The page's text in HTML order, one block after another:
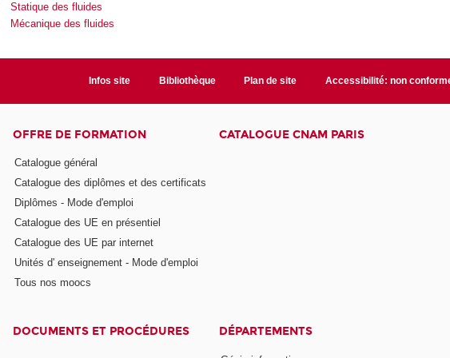
Statique des fluides
Mécanique des fluides
Infos site Bibliothèque Plan de site Accessibilité: non
OFFRE DE FORMATION
Catalogue général
Catalogue des diplômes et des certificats
Diplômes - Mode d'emploi
Catalogue des UE en présentiel
Catalogue des UE par internet
Unités d' enseignement - Mode d'emploi
Tous nos moocs
CATALOGUE CNAM PARIS
DOCUMENTS ET PROCÉDURES DÉPARTEMENTS